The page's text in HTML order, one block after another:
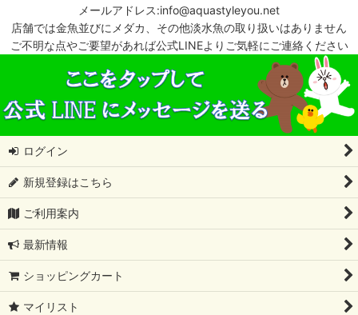
メールアドレス:info@aquastyleyou.net
店舗では金魚並びにメダカ、その他淡水魚の取り扱いはありません
ご不明な点やご要望があれば公式LINEよりご気軽にご連絡ください
ログイン
新規登録はこちら
ご利用案内
最新情報
ショッピングカート
マイリスト